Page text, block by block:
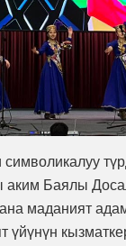
Баялы
маданият